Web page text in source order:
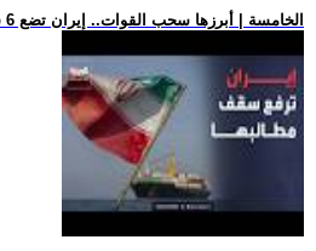
.. الخامسة | أبرزها سحب القوات.. إيران تضع 6 شروط لفتح هرمز